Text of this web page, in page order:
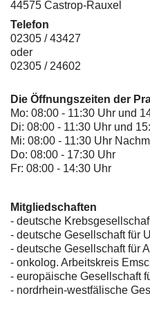
44575 Castrop-Rauxel
Telefon
02305 / 43427
oder
02305 / 24602
Die Öffnungszeiten der
Mo: 08:00 - 11:30 Uhr und
Di: 08:00 - 11:30 Uhr und
Mi: 08:00 - 11:30 Uhr
Do: 08:00 - 17:30 Uhr
Fr: 08:00 - 14:30 Uhr
Mitgliedschaften
- deutsche
- deutsche Gesellschaft für
- deutsche Gesellschaft für
- onkolog. Arbeitskreis
- europäische Gesellschaft
- nordrhein-westfälische